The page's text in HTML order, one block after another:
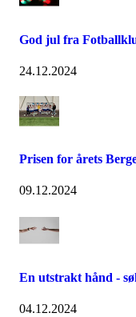
God jul fra
24.12.2024
Prisen for årets
09.12.2024
En utstrakt hånd -
04.12.2024